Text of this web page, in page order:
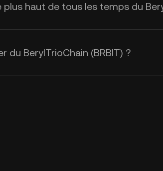
plus haut de tous les temps du
du BerylTrioChain (BRBIT) ?